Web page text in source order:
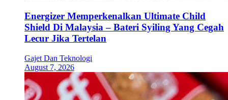
Energizer Memperkenalkan Ultimate Child
Shield Di Malaysia – Bateri Syiling Yang Cegah
Lecur Jika Tertelan
Gajet Dan Teknologi
August 7, 2026